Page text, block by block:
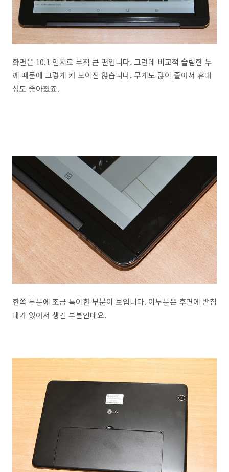
화면은 10.1 인치로 무척 큰 편입니다. 그런데 비교적 슬림한 두
께 때문에 그렇게 커 보이진 않습니다. 무게도 많이 줄어서 휴대
성도 좋아졌죠.
한쪽 부분에 조금 특이한 부분이 보입니다. 이부분은 후면에 받침
대가 있어서 생긴 부분인데요.